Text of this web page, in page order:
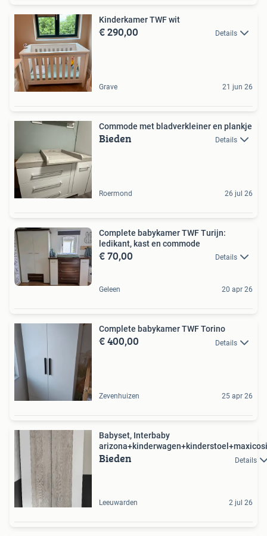
Kinderkamer TWF wit
€ 290,00 Details
Grave 21 jun 26
Commode met bladverkleiner en plankje
Bieden Details
Roermond 26 jul 26
Complete babykamer TWF Turijn:
ledikant, kast en commode
€ 70,00 Details
Geleen 20 apr 26
Complete babykamer TWF Torino
€ 400,00 Details
Zevenhuizen 25 apr 26
Babyset, Interbaby
Bieden Details
Leeuwarden 2 jul 26